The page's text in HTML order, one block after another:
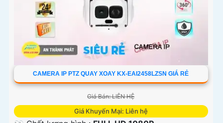
CAMERA IP PTZ QUAY XOAY KX-EAI2458LZSN GIÁ RẺ
Giá Bán: LIÊN HỆ
Giá Khuyến Mại: Liên hệ